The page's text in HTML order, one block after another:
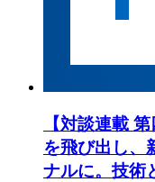
【対談連載
を飛び出し、
ナルに。技術